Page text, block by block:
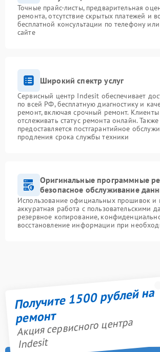
Точные прайс-листы, предварительная
ремонта, отсутствие скрытых платежей и
бесплатной консультации по телефону
сайте
Широкий спектр услуг
Сервисный центр Indesit обеспечивает
по всей РФ, бесплатную диагностику и
ремонт, включая срочный ремонт. Клиенты
отслеживать статус ремонта онлайн. Также
предоставляется постгарантийное
продления срока службы техники
Оригинальные программные
безопасное обслуживание
Использование официальных прошивок и
аккуратная работа с пользовательскими
резервное копирование,
восстановление информации при
Получите 1500 рублей на
ремонт
Акция сервисного центра
Indesit